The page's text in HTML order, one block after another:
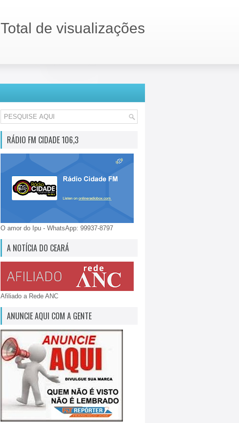
Total de visualizações
RÁDIO FM CIDADE 106,3
O amor do Ipu - WhatsApp: 99937-8797
A NOTÍCIA DO CEARÁ
Afiliado a Rede ANC
ANUNCIE AQUI COM A GENTE